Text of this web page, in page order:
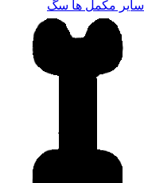
سایر مکمل ها سگ